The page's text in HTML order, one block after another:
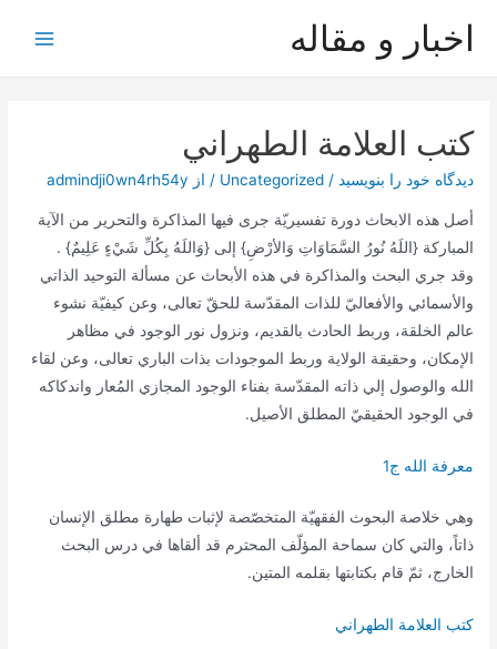
اخبار و مقاله
كتب العلامة الطهراني
دیدگاه‌ خود را بنویسید /
Uncategorized / از admindji0wn4rh54y
أصل‌ هذه‌ الابحاث‌ دورة‌ تفسيريّة‌ جرى فيها المذاكرة‌ والتحرير من‌ الآية‌
المباركة‌ {اللَهُ نُورُ السَّمَاوَاتِ وَالأرْضِ} إلى {وَاللَهُ بِكُلِّ شَيْءٍ عَلِيمٌ} .
وقد جري البحث‌ والمذاكرة‌ في هذه‌ الأبحاث‌ عن‌ مسألة‌ التوحيد الذاتي
والأسمائي والأفعاليّ للذات‌ المقدّسة‌ للحقّ تعالى، وعن‌ كيفيّة‌ نشوء
عالم‌ الخلقة‌، وربط‌ الحادث‌ بالقديم‌، ونزول‌ نور الوجود في مظاهر
الإمكان‌، وحقيقة‌ الولاية‌ وربط‌ الموجودات‌ بذات‌ الباري تعالى، وعن‌ لقاء
الله‌ والوصول‌ إلي ذاته‌ المقدّسة‌ بفناء الوجود المجازي المُعار واندكاكه‌
في الوجود الحقيقيّ المطلق‌ الأصيل‌.
معرفة الله ج1
وهي خلاصة البحوث الفقهيّة المتخصّصة لإثبات طهارة مطلق الإنسان
ذاتاً، والتي كان سماحة المؤلّف المحترم قد ألقاها في درس البحث
الخارج، ثمّ قام بكتابتها بقلمه المتين.
كتب العلامة الطهراني